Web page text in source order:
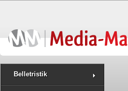
Belletristik